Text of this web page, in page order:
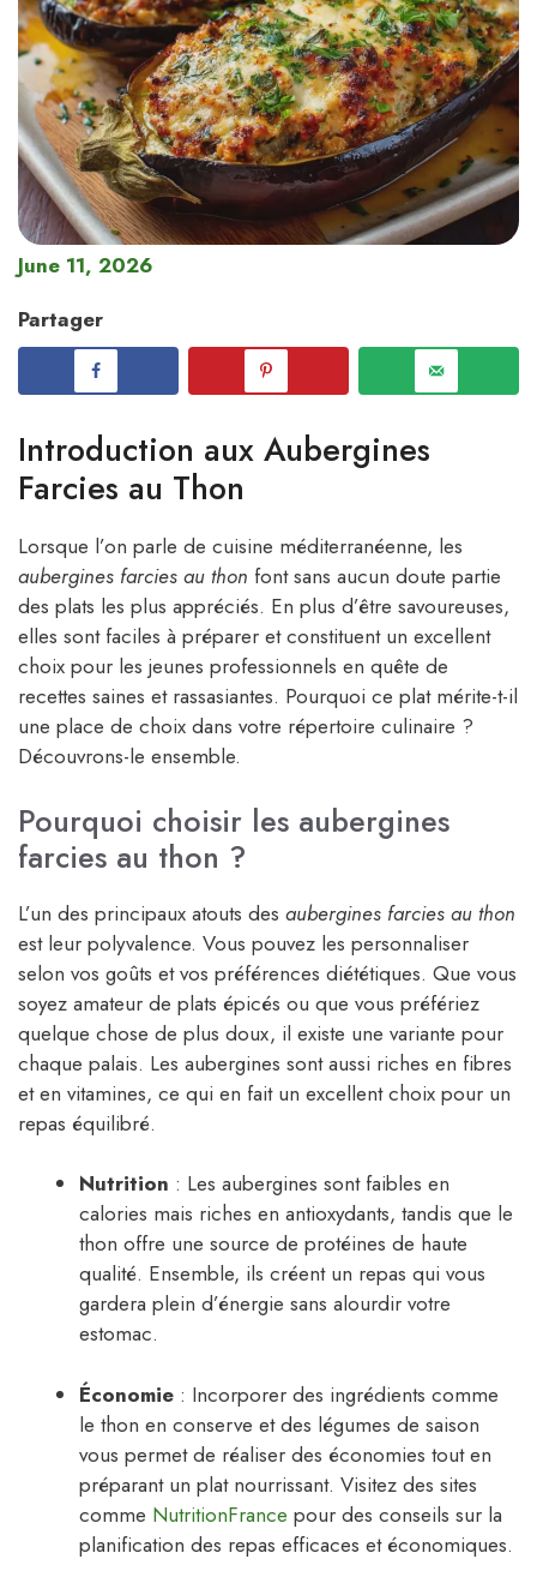
June 11, 2026
Partager
Introduction aux Aubergines
Farcies au Thon
Lorsque l’on parle de cuisine méditerranéenne, les
aubergines farcies au thon font sans aucun doute partie
des plats les plus appréciés. En plus d’être savoureuses,
elles sont faciles à préparer et constituent un excellent
choix pour les jeunes professionnels en quête de
recettes saines et rassasiantes. Pourquoi ce plat mérite-t-il
une place de choix dans votre répertoire culinaire ?
Découvrons-le ensemble.
Pourquoi choisir les aubergines
farcies au thon ?
L’un des principaux atouts des aubergines farcies au thon
est leur polyvalence. Vous pouvez les personnaliser
selon vos goûts et vos préférences diététiques. Que vous
soyez amateur de plats épicés ou que vous préfériez
quelque chose de plus doux, il existe une variante pour
chaque palais. Les aubergines sont aussi riches en fibres
et en vitamines, ce qui en fait un excellent choix pour un
repas équilibré.
Nutrition : Les aubergines sont faibles en
calories mais riches en antioxydants, tandis que le
thon offre une source de protéines de haute
qualité. Ensemble, ils créent un repas qui vous
gardera plein d’énergie sans alourdir votre
estomac.
Économie : Incorporer des ingrédients comme
le thon en conserve et des légumes de saison
vous permet de réaliser des économies tout en
préparant un plat nourrissant. Visitez des sites
comme NutritionFrance pour des conseils sur la
planification des repas efficaces et économiques.